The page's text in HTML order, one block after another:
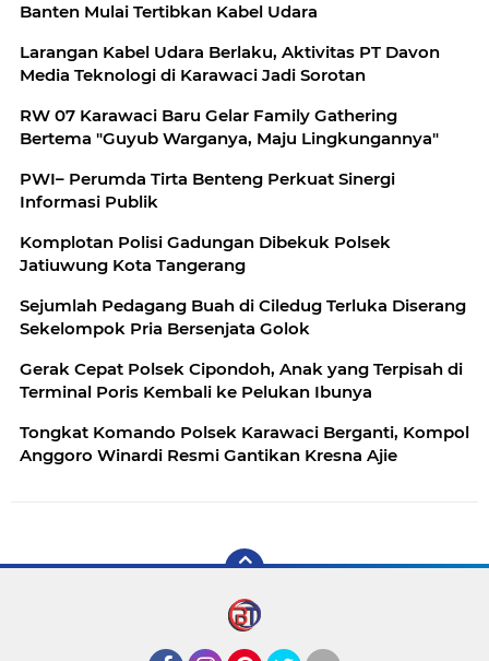
Banten Mulai Tertibkan Kabel Udara
Larangan Kabel Udara Berlaku, Aktivitas PT Davon
Media Teknologi di Karawaci Jadi Sorotan
RW 07 Karawaci Baru Gelar Family Gathering
Bertema "Guyub Warganya, Maju Lingkungannya"
PWI– Perumda Tirta Benteng Perkuat Sinergi
Informasi Publik
Komplotan Polisi Gadungan Dibekuk Polsek
Jatiuwung Kota Tangerang
Sejumlah Pedagang Buah di Ciledug Terluka Diserang
Sekelompok Pria Bersenjata Golok
Gerak Cepat Polsek Cipondoh, Anak yang Terpisah di
Terminal Poris Kembali ke Pelukan Ibunya
Tongkat Komando Polsek Karawaci Berganti, Kompol
Anggoro Winardi Resmi Gantikan Kresna Ajie